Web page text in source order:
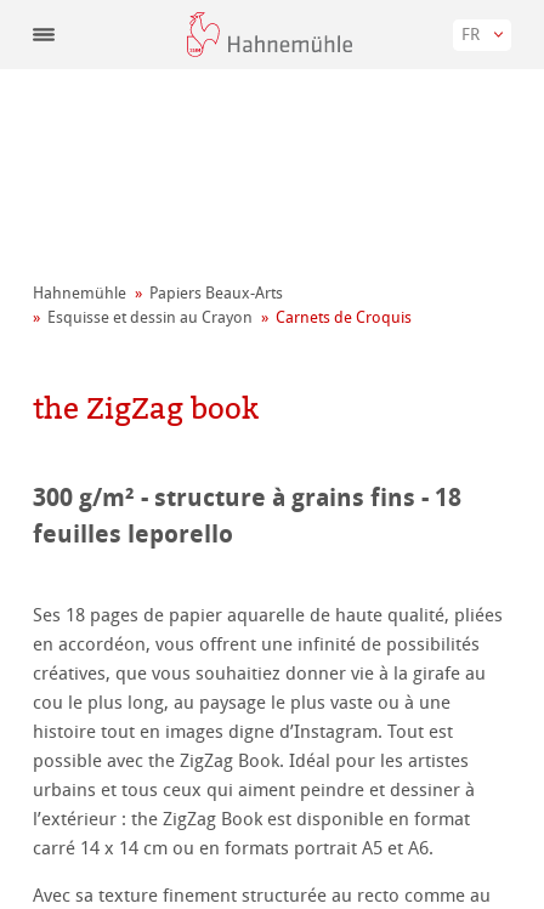
FR
Hahnemühle
Papiers Beaux-Arts
Esquisse et dessin au Crayon
Carnets de Croquis
the ZigZag book
300 g/m² - structure à grains fins - 18
feuilles leporello
Ses 18 pages de papier aquarelle de haute qualité, pliées
en accordéon, vous offrent une infinité de possibilités
créatives, que vous souhaitiez donner vie à la girafe au
cou le plus long, au paysage le plus vaste ou à une
histoire tout en images digne d’Instagram. Tout est
possible avec the ZigZag Book. Idéal pour les artistes
urbains et tous ceux qui aiment peindre et dessiner à
l’extérieur : the ZigZag Book est disponible en format
carré 14 x 14 cm ou en formats portrait A5 et A6.
Avec sa texture finement structurée au recto comme au